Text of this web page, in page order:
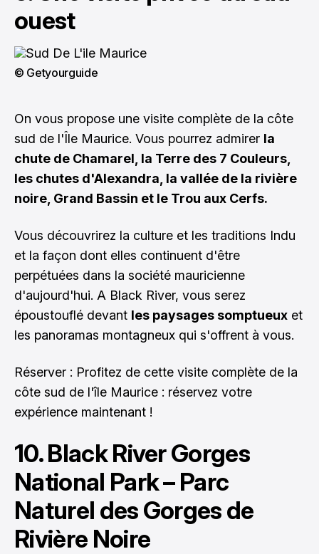
ouest
© Getyourguide
On vous propose une visite complète de la côte
sud de l'Île Maurice. Vous pourrez admirer la
chute de Chamarel, la Terre des 7 Couleurs,
les chutes d'Alexandra, la vallée de la rivière
noire, Grand Bassin et le Trou aux Cerfs.
Vous découvrirez la culture et les traditions Indu
et la façon dont elles continuent d'être
perpétuées dans la société mauricienne
d'aujourd'hui. A Black River, vous serez
époustouflé devant les paysages somptueux et
les panoramas montagneux qui s'offrent à vous.
Réserver : Profitez de cette visite complète de la
côte sud de l'île Maurice : réservez votre
expérience maintenant !
10. Black River Gorges
National Park – Parc
Naturel des Gorges de
Rivière Noire